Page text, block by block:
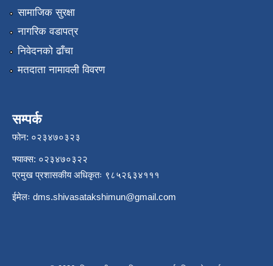
सामाजिक सुरक्षा
नागरिक वडापत्र
निवेदनको ढाँचा
मतदाता नामावली विवरण
सम्पर्क
फोन: ०२३४७०३२३
फ्याक्स: ०२३४७०३२२
प्रमुख प्रशासकीय अधिकृतः ९८५२६३४१११
ईमेलः dms.shivasatakshimun@gmail.com